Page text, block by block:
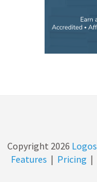
Copyright 2026 Logos
Features | Pricing |